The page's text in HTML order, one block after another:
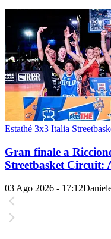
Estathé 3x3 Italia
Gran finale a
Streetbasket Circuit:
03 Ago 2026 - 17:12